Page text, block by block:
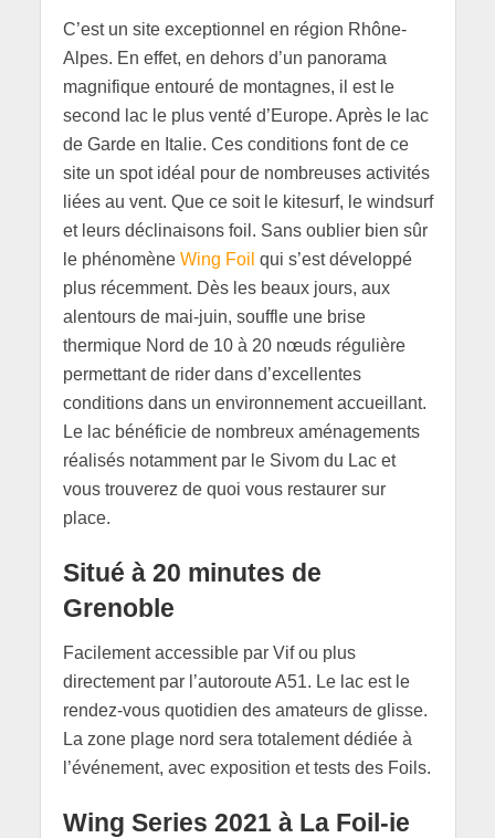
C’est un site exceptionnel en région Rhône-
Alpes. En effet, en dehors d’un panorama
magnifique entouré de montagnes, il est le
second lac le plus venté d’Europe. Après le lac
de Garde en Italie. Ces conditions font de ce
site un spot idéal pour de nombreuses activités
liées au vent. Que ce soit le kitesurf, le windsurf
et leurs déclinaisons foil. Sans oublier bien sûr
le phénomène Wing Foil qui s’est développé
plus récemment. Dès les beaux jours, aux
alentours de mai-juin, souffle une brise
thermique Nord de 10 à 20 nœuds régulière
permettant de rider dans d’excellentes
conditions dans un environnement accueillant.
Le lac bénéficie de nombreux aménagements
réalisés notamment par le Sivom du Lac et
vous trouverez de quoi vous restaurer sur
place.
Situé à 20 minutes de
Grenoble
Facilement accessible par Vif ou plus
directement par l’autoroute A51. Le lac est le
rendez-vous quotidien des amateurs de glisse.
La zone plage nord sera totalement dédiée à
l’événement, avec exposition et tests des Foils.
Wing Series 2021 à La Foil-ie